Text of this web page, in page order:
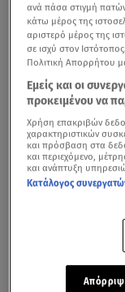
μεγάλος τελικός
. Μετά από
δημιουργίες, η
ανά πάσα στιγμή
κάτω μέρος της
αριστερό μέρος της
σε ισχύ στον
Πολιτική Απορρήτου
Εμείς και οι
προκειμένου να
Χρήση επακριβών
χαρακτηριστικών
και πρόσβαση στα
και περιεχόμενο,
και ανάπτυξη
Κατάλογος